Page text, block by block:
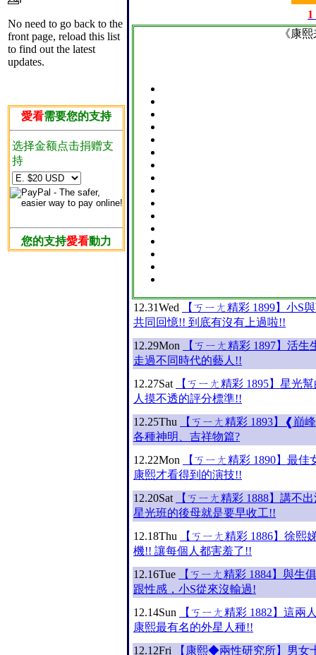
No need to go back to the
front page, reload this list
to find out the latest
updates.
愛看需要您的支持
选择金额点击捐赠支
持
您的支持愛看動力
《康
12.31Wed
【ㄎㄧㄤ精彩 1899】小S
共同回憶!! 到底有沒有上過啦!!
12.29Mon
【ㄎㄧㄤ精彩 1897】活生
走過不同時代的藝人!!
12.27Sat
【ㄎㄧㄤ精彩 1895】星光
人摸不透的評分標準!!
12.25Thu
【ㄎㄧㄤ精彩 1893】❰巔
各種神明、吉祥物篇?
12.22Mon
【ㄎㄧㄤ精彩 1890】最佳
康熙才看得到的演技!!
12.20Sat
【ㄎㄧㄤ精彩 1888】講不
星光班的後母就是要早收工!!
12.18Thu
【ㄎㄧㄤ精彩 1886】徐熙
機!! 讓每個人都害羞了!!
12.16Tue
【ㄎㄧㄤ精彩 1884】與生
跟性感，小S從來沒輸過!
12.14Sun
【ㄎㄧㄤ精彩 1882】這兩
康熙最有名的外星人種!!
12.12Fri
【康熙◆兩性研究所】男女